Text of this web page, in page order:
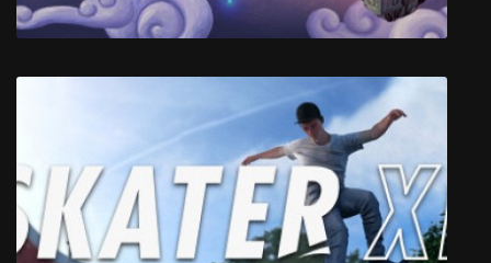
Figment: Creed Valley